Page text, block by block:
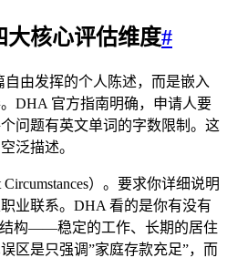
大核心评估维度#
自由发挥的个人陈述，而是嵌入
DHA 官方指南明确，申请人要
问题有英文单词的字数限制。这
泛描述。
）。要求你详细说明
业联系。DHA 看的是你有没有
结构——稳定的工作、长期的居住
区是只强调”家庭存款充足”，而